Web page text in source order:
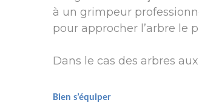
à un grimpeur
pour approcher l’arbre le
Dans le cas des arbres
Bien s’équiper